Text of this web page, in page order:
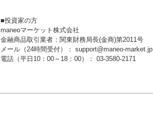
■投資家の方
maneoマーケット株式会社
金融商品取引業者：関東財務局長(金商)第2011号
メール（24時間受付）： support@maneo-market.jp
電話（平日10：00～18：00）： 03-3580-2171